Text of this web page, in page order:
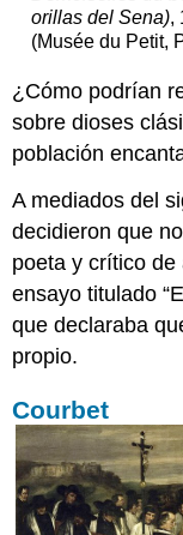
como
musa
juventud
como
de
Courbet
el
creador
para
la
y
el
orillas del Sena),
(Musée du Petit,
¿Cómo podrían
sobre dioses
población
A mediados del
decidieron que
poeta y crítico
ensayo titulado
que declaraba
propio.
Courbet